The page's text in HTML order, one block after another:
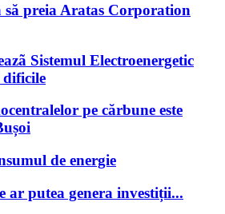
preia Aratas Corporation
Sistemul Electroenergetic
pe cărbune este
de energie
ar putea genera investiții...